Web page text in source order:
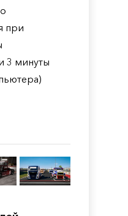
при
3 минуты